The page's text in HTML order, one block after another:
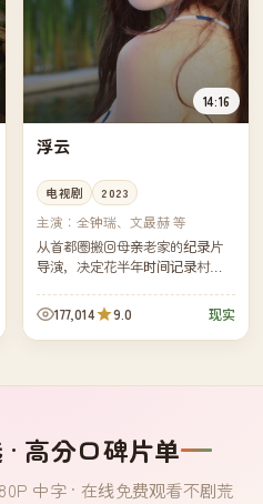
14:16
浮云
电视剧 2023
主演：全钟瑞、文晸赫 等
从首都圈搬回母亲老家的纪录片
导演，决定花半年时间记录村里
外，她也开始正视自己与母亲三
十年来从未真正说出口的那场争
执。
177,014 9.0 现实
高分口碑片单
中字 · 在线免费观看不剧荒